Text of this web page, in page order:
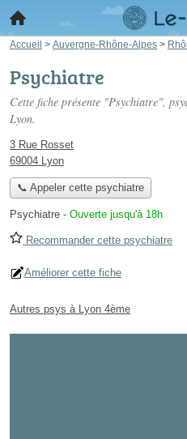
Accueil > Auvergne-Rhône-Alpes >
Psychiatre
Cette fiche présente "Psychiatre",
Lyon.
3 Rue Rosset
69004 Lyon
📞 Appeler cette psychiatre
Psychiatre - Ouverte jusqu'à 18h
Recommander cette psychiatre
Améliorer cette fiche
Autres psys à Lyon 4ème